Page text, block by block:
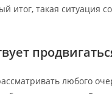
итог, такая ситуация
любого